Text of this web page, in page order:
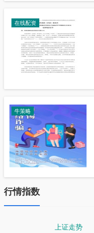
在线配资
牛策略
行情指数
上证走势